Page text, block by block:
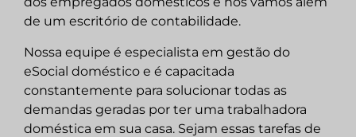
de um escritório de contabilidade.
Nossa equipe é especialista em gestão do
eSocial doméstico e é capacitada
constantemente para solucionar todas as
demandas geradas por ter uma trabalhadora
doméstica em sua casa. Sejam essas tarefas de